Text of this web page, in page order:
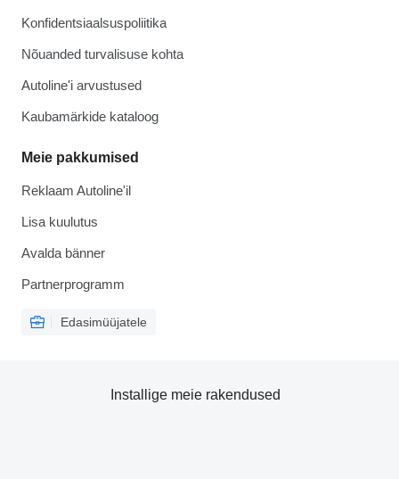
Konfidentsiaalsuspoliitika
Nõuanded turvalisuse kohta
Autoline'i arvustused
Kaubamärkide kataloog
Meie pakkumised
Reklaam Autoline'il
Lisa kuulutus
Avalda bänner
Partnerprogramm
Edasimüüjatele
Installige meie rakendused